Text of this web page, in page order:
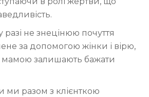
разі не знецінюю почуття
за допомогою жінки і вірю,
мамою залишають бажати
ми разом з клієнткою